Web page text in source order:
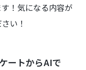
！気になる内容が
い！
ートからAIで